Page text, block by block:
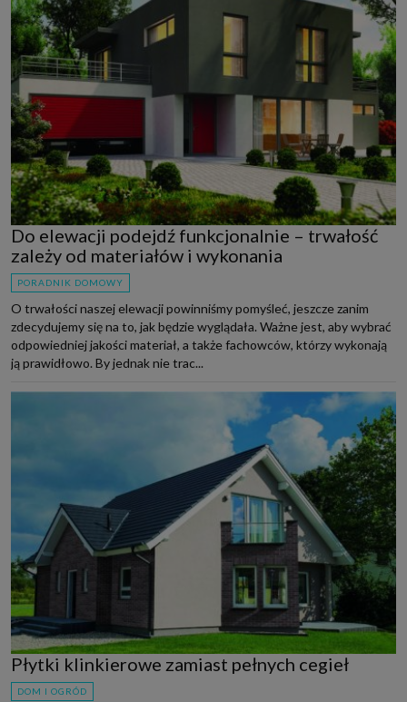
Do elewacji podejdź funkcjonalnie – trwałość
zależy od materiałów i wykonania
PORADNIK DOMOWY
O trwałości naszej elewacji powinniśmy pomyśleć, jeszcze zanim
zdecydujemy się na to, jak będzie wyglądała. Ważne jest, aby wybrać
odpowiedniej jakości materiał, a także fachowców, którzy wykonają
ją prawidłowo. By jednak nie trac...
Płytki klinkierowe zamiast pełnych cegieł
DOM I OGRÓD